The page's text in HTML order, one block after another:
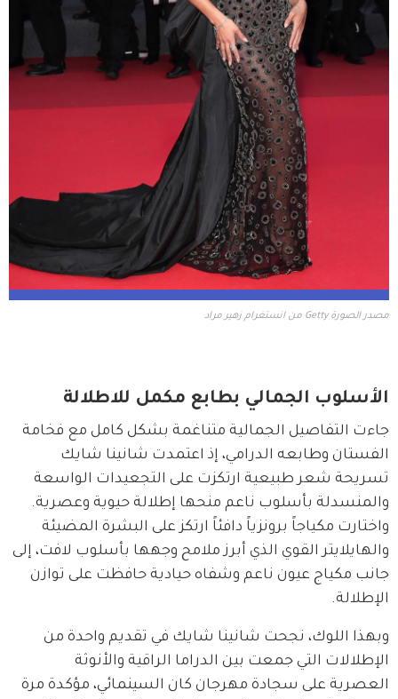
مصدر الصورة Getty من انستغرام زهير مراد
الأسلوب الجمالي بطابع مكمل للاطلالة
جاءت التفاصيل الجمالية متناغمة بشكل كامل مع فخامة
الفستان وطابعه الدرامي، إذ اعتمدت شانينا شايك
تسريحة شعر طبيعية ارتكزت على التجعيدات الواسعة
والمنسدلة بأسلوب ناعم منحها إطلالة حيوية وعصرية.
واختارت مكياجاً برونزياً دافئاً ارتكز على البشرة المضيئة
والهايلايتر القوي الذي أبرز ملامح وجهها بأسلوب لافت، إلى
جانب مكياج عيون ناعم وشفاه حيادية حافظت على توازن
الإطلالة.
وبهذا اللوك، نجحت شانينا شايك في تقديم واحدة من
الإطلالات التي جمعت بين الدراما الراقية والأنوثة
العصرية على سجادة مهرجان كان السينمائي، مؤكدة مرة